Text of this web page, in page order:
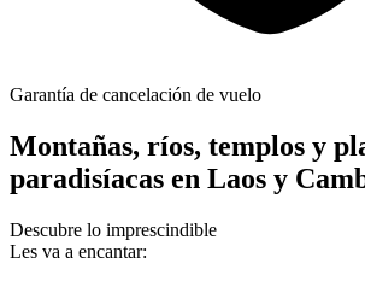
Garantía de cancelación de vuelo
Montañas, ríos, templos y
paradisíacas en Laos y
Descubre lo imprescindible
Les va a encantar: